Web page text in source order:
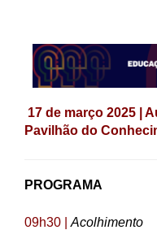
17 de março 2025 |
Pavilhão do
PROGRAMA
09h30 | Acolhimento